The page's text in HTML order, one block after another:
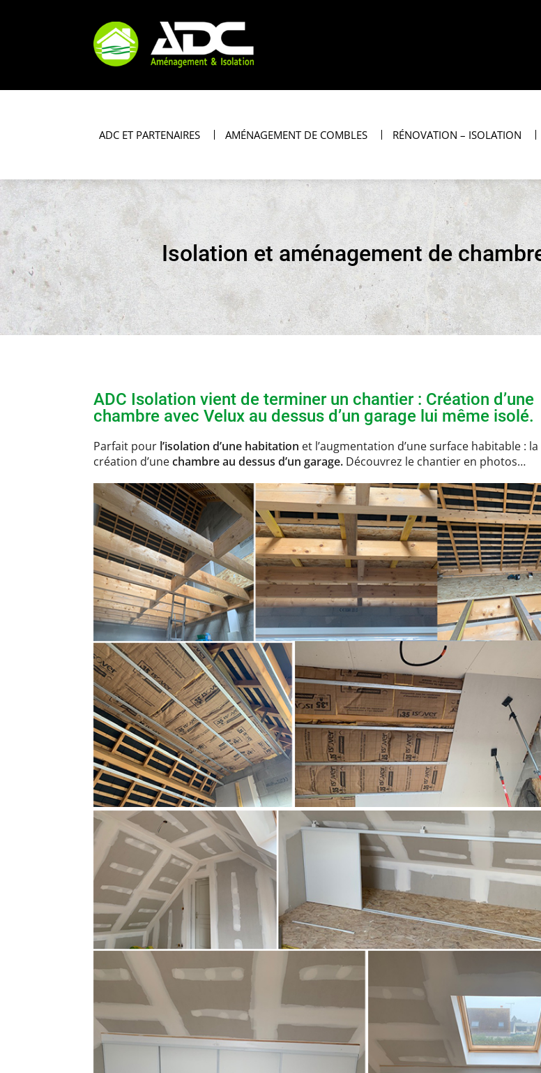
ADC ET PARTENAIRES AMÉNAGEMENT DE COMBLES RÉNOVATION – ISOLATION
Isolation et aménagement de
ADC Isolation vient de terminer un chantier : Création d’une
chambre avec Velux au dessus d’un garage lui même isolé.
Parfait pour l’isolation d’une habitation et l’augmentation d’une surface habitable : la
création d’unechambre au dessus d’un garage. Découvrez le chantier en photos…